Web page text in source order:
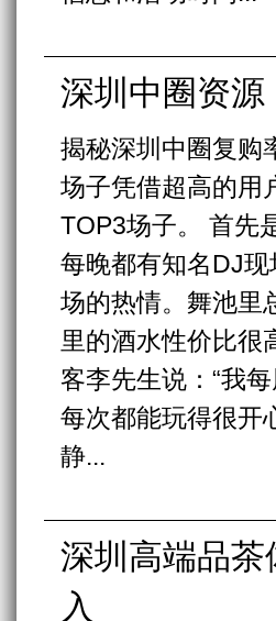
深圳中圈资
揭秘深圳中圈复购
场子凭借超高的用
TOP3场子。 首先
每晚都有知名DJ
场的热情。舞池里
里的酒水性价比很
客李先生说：“我
每次都能玩得很开
静...
深圳高端品
入